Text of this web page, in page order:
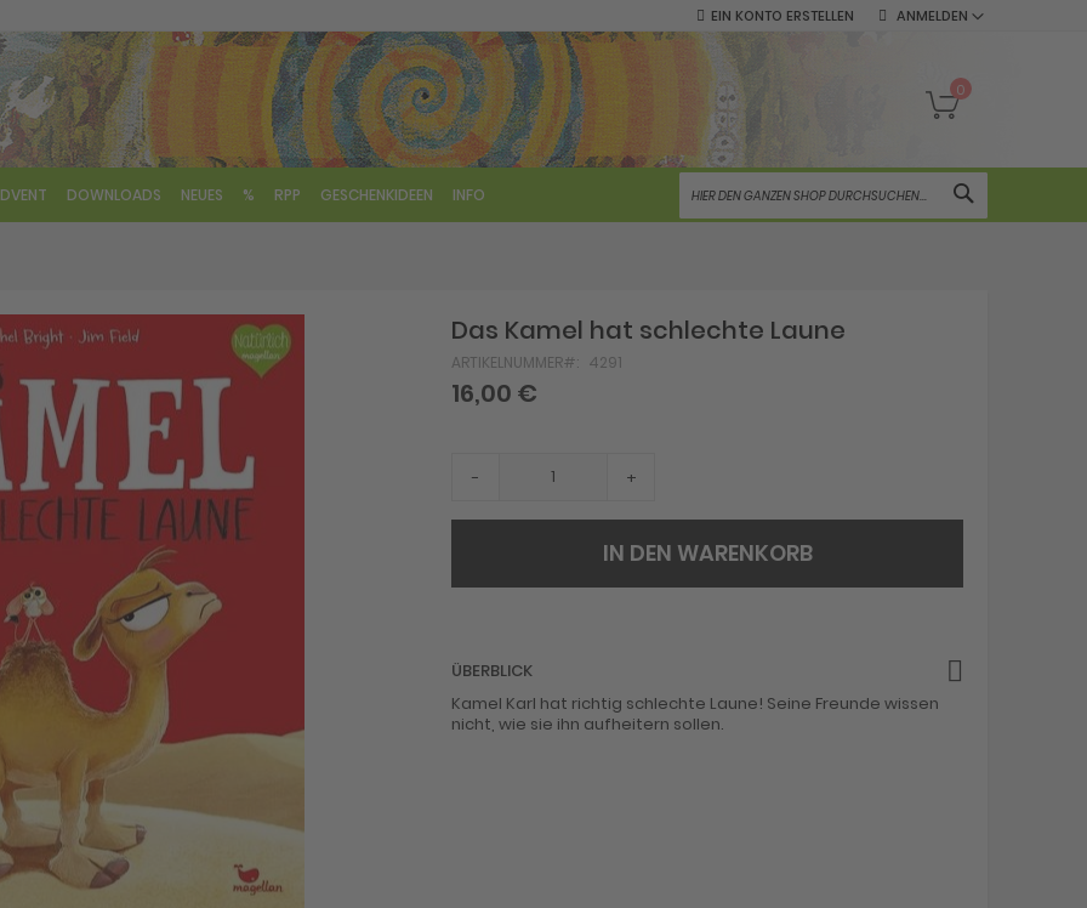
ANMELDEN
EIN KONTO ERSTELLEN
Mein
0
DOWNLOADS NEUES % RPP GESCHENKIDEEN INFO
SUCHE
Das Kamel hat schlechte Laune
ARTIKELNUMMER 4291
16,00 €
- +
IN DEN WARENKORB
ÜBERBLICK
Kamel Karl hat richtig schlechte Laune! Seine Freunde wissen
nicht, wie sie ihn aufheitern sollen.